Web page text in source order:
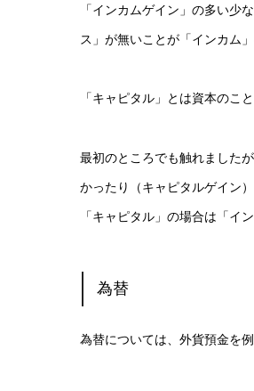
「インカムゲイン」の多い少
ス」が無いことが「インカム」
「キャピタル」とは資本のこ
最初のところでも触れました
かったり（キャピタルゲイン
「キャピタル」の場合は「イ
為替
為替については、外貨預金を例